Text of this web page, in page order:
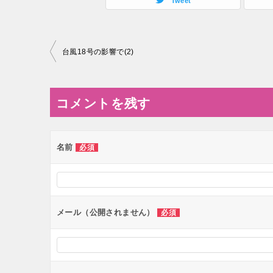
投
ナ
ビ
ー
ョ
ン
台風18号の影響で(2)
コメントを残す
名前 必須
メール（公開されません） 必須